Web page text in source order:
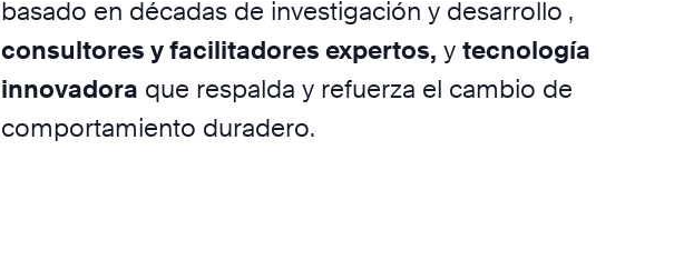
basado en décadas de investigación y desarrollo ,
consultores y facilitadores expertos, y tecnología
innovadora que respalda y refuerza el cambio de
comportamiento duradero.